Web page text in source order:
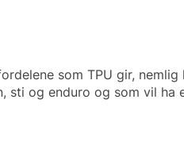
som TPU gir,
sti og enduro og som vil ha